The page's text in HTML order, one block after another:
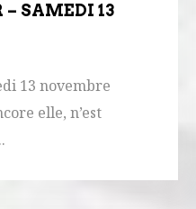
– SAMEDI 13
13 novembre
elle, n’est